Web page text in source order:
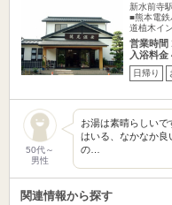
新水前寺
■熊本電
道植木イ
営業時間
入浴料金
日帰り
50代～
男性
お湯は素晴らしい
はいる、なかなか良
の…
関連情報から探す